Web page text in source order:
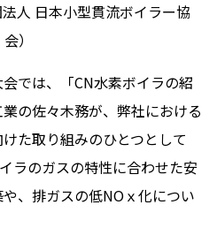
人 日本小型貫流ボイラー協
会）
では、「CN水素ボイラの紹
の佐々木務が、弊社における
た取り組みのひとつとして
ラのガスの特性に合わせた安
、排ガスの低NOｘ化につい